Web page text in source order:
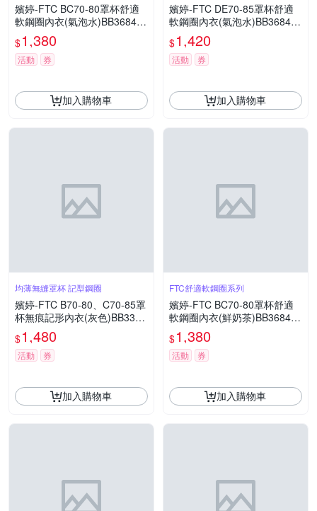
嬪婷-FTC BC70-80罩杯舒適
軟鋼圈內衣(氣泡水)BB3684C
$1,380
活動 券
加入購物車
嬪婷-FTC DE70-85罩杯舒適
軟鋼圈內衣(氣泡水)BB3684C
$1,420
活動 券
加入購物車
均薄無縫罩杯 記型鋼圈
嬪婷-FTC B70-80、C70-85罩
杯無痕記形內衣(灰色)BB3387
F5
$1,480
活動 券
加入購物車
FTC舒適軟鋼圈系列
嬪婷-FTC BC70-80罩杯舒適
軟鋼圈內衣(鮮奶茶)BB3684T
$1,380
活動 券
加入購物車